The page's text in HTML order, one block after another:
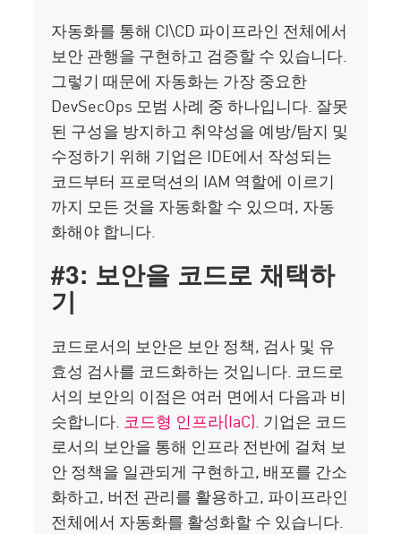
자동화를 통해 CI\CD 파이프라인 전체에서
보안 관행을 구현하고 검증할 수 있습니다.
그렇기 때문에 자동화는 가장 중요한
DevSecOps 모범 사례 중 하나입니다. 잘못
된 구성을 방지하고 취약성을 예방/탐지 및
수정하기 위해 기업은 IDE에서 작성되는
코드부터 프로덕션의 IAM 역할에 이르기
까지 모든 것을 자동화할 수 있으며, 자동
화해야 합니다.
#3: 보안을 코드로 채택하
기
코드로서의 보안은 보안 정책, 검사 및 유
효성 검사를 코드화하는 것입니다. 코드로
서의 보안의 이점은 여러 면에서 다음과 비
슷합니다. 코드형 인프라(IaC). 기업은 코드
로서의 보안을 통해 인프라 전반에 걸쳐 보
안 정책을 일관되게 구현하고, 배포를 간소
화하고, 버전 관리를 활용하고, 파이프라인
전체에서 자동화를 활성화할 수 있습니다.